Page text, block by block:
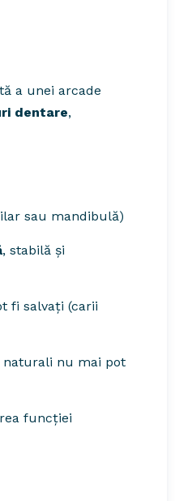
a unei arcade
dentare,
sau mandibulă)
, stabilă și
fi salvați (carii
naturali nu mai pot
funcției